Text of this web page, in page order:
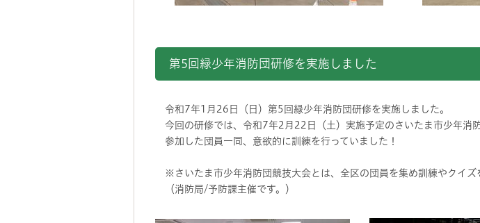
第5回緑少年消防団研修を実施しました
令和7年1月26日（日）第5回緑少年消防団研修を実施しました。
今回の研修では、令和7年2月22日（土）実施予定のさいたま市少年消
参加した団員一同、意欲的に訓練を行っていました！
※さいたま市少年消防団競技大会とは、全区の団員を集め訓練やクイズ
（消防局/予防課主催です。）